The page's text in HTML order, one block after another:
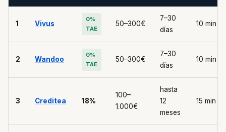
1 Vivus
0%
TAE
50–300€
7–30
días
10 min
2 Wandoo
0%
TAE
50–300€
7–30
días
10 min
3 Creditea 18%
100–
1.000€
hasta
12
meses
15 min